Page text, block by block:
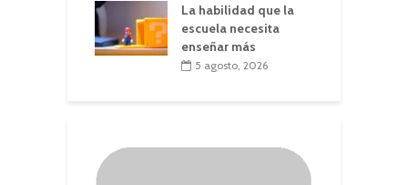
La habilidad que la
escuela necesita
enseñar más
5 agosto, 2026